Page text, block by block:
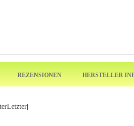
REZENSIONEN HERSTELLER
Letzter|